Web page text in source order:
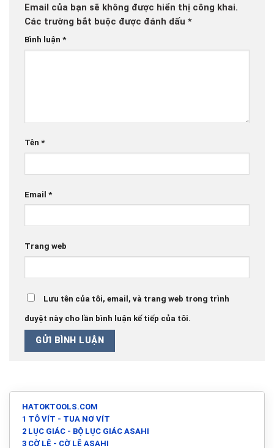
Email của bạn sẽ không được hiển thị công khai.
Các trường bắt buộc được đánh dấu *
Bình luận *
Tên *
Email *
Trang web
Lưu tên của tôi, email, và trang web trong trình
duyệt này cho lần bình luận kế tiếp của tôi.
HATOKTOOLS.COM
1 TÔ VÍT - TUA NƠ VÍT
2 LỤC GIÁC - BỘ LỤC GIÁC ASAHI
3 CỜ LÊ - CỜ LÊ ASAHI